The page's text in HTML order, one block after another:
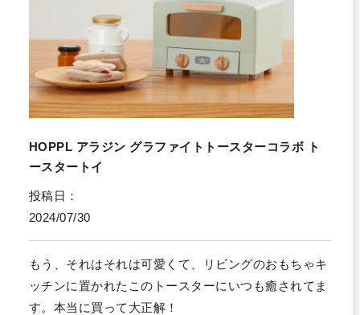
HOPPL アラジン グラファイトトースターコラボ ト
ースタートイ
投稿日
2024/07/30
もう、それはそれは可愛くて、リビングのおもちゃキ
ッチンに置かれたこのトースターにいつも癒されてま
す。本当に買って大正解！